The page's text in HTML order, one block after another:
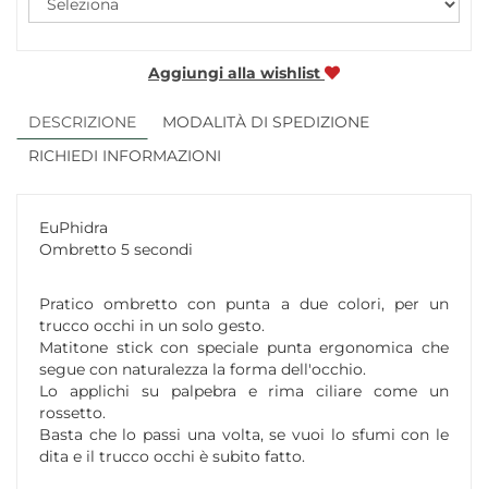
Aggiungi alla wishlist
DESCRIZIONE
MODALITÀ DI SPEDIZIONE
RICHIEDI INFORMAZIONI
EuPhidra
Ombretto 5 secondi
Pratico ombretto con punta a due colori, per un
trucco occhi in un solo gesto.
Matitone stick con speciale punta ergonomica che
segue con naturalezza la forma dell'occhio.
Lo applichi su palpebra e rima ciliare come un
rossetto.
Basta che lo passi una volta, se vuoi lo sfumi con le
dita e il trucco occhi è subito fatto.